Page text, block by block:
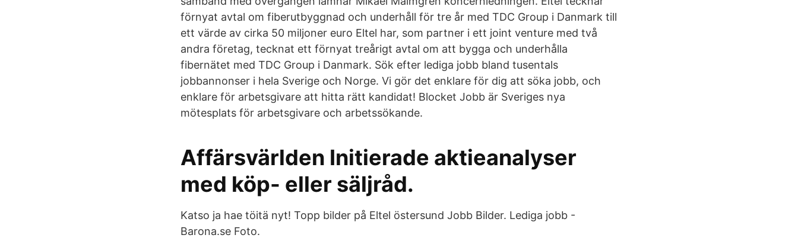
förnyat avtal om fiberutbyggnad och underhåll för tre år med TDC Group i Danmark till
ett värde av cirka 50 miljoner euro Eltel har, som partner i ett joint venture med två
andra företag, tecknat ett förnyat treårigt avtal om att bygga och underhålla
fibernätet med TDC Group i Danmark. Sök efter lediga jobb bland tusentals
jobbannonser i hela Sverige och Norge. Vi gör det enklare för dig att söka jobb, och
enklare för arbetsgivare att hitta rätt kandidat! Blocket Jobb är Sveriges nya
mötesplats för arbetsgivare och arbetssökande.
Affärsvärlden Initierade aktieanalyser
med köp- eller säljråd.
Katso ja hae töitä nyt! Topp bilder på Eltel östersund Jobb Bilder. Lediga jobb -
Barona.se Foto.